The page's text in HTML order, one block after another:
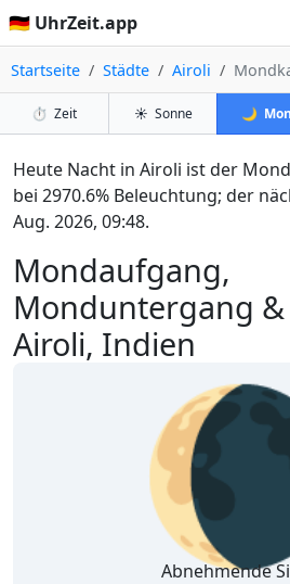
🇩🇪 UhrZeit.app
Startseite Städte Airoli
⏱️ Zeit ☀️ Sonne 🌙
Mondaufgang,
Monduntergang &
Airoli, Indien
Heute Nacht in Airoli ist der
bei 2970.6% Beleuchtung; der
Aug. 2026, 09:48.
Abnehmende